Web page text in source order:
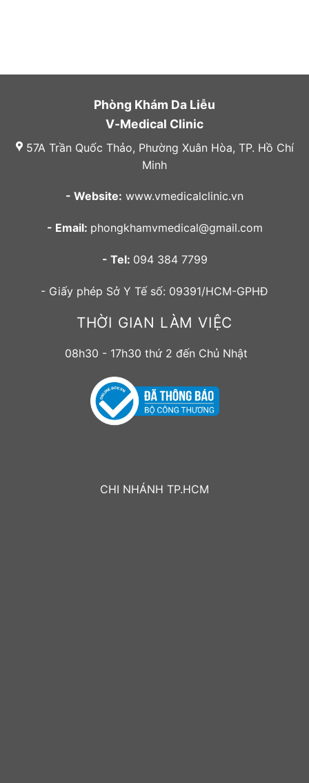
Phòng Khám Da Liễu
V-Medical Clinic
57A Trần Quốc Thảo, Phường Xuân Hòa, TP. Hồ Chí
Minh
- Website: www.vmedicalclinic.vn
- Email: phongkhamvmedical@gmail.com
- Tel: 094 384 7799
- Giấy phép Sở Y Tế số: 09391/HCM-GPHĐ
THỜI GIAN LÀM VIỆC
08h30 - 17h30 thứ 2 đến Chủ Nhật
CHI NHÁNH TP.HCM